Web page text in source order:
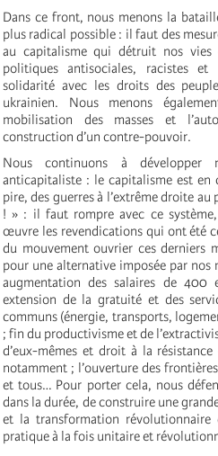
Dans ce front, nous menons la
plus radical possible : il faut des
au capitalisme qui détruit nos
politiques antisociales, racistes et
solidarité avec les droits des
ukrainien. Nous menons
mobilisation des masses et
construction d’un contre-pouvoir.
Nous continuons à développer
anticapitaliste : le capitalisme est en
pire, des guerres à l’extrême droite
! » : il faut rompre avec ce
œuvre les revendications qui ont été
du mouvement ouvrier ces derniers
pour une alternative imposée par
augmentation des salaires de
extension de la gratuité et des
communs (énergie, transports,
; fin du productivisme et de
d’eux-mêmes et droit à la
notamment ; l’ouverture des
et tous… Pour porter cela, nous
dans la durée, de construire une
et la transformation révolutionnaire
pratique à la fois unitaire et